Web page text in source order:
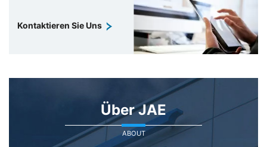
Kontaktieren Sie Uns
Über JAE
ABOUT